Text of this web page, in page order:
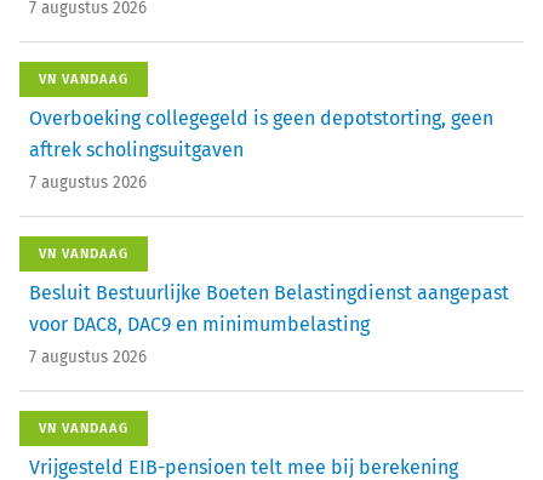
7 augustus 2026
VN VANDAAG
Overboeking collegegeld is geen depotstorting, geen
aftrek scholingsuitgaven
7 augustus 2026
VN VANDAAG
Besluit Bestuurlijke Boeten Belastingdienst aangepast
voor DAC8, DAC9 en minimumbelasting
7 augustus 2026
VN VANDAAG
Vrijgesteld EIB-pensioen telt mee bij berekening